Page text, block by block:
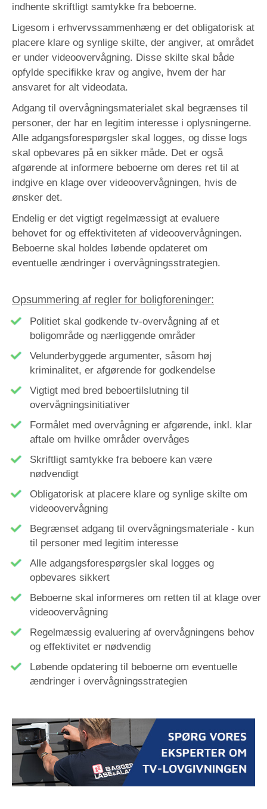
indhente skriftligt samtykke fra beboerne.
Ligesom i erhvervssammenhæng er det obligatorisk at
placere klare og synlige skilte, der angiver, at området
er under videoovervågning. Disse skilte skal både
opfylde specifikke krav og angive, hvem der har
ansvaret for alt videodata.
Adgang til overvågningsmaterialet skal begrænses til
personer, der har en legitim interesse i oplysningerne.
Alle adgangsforespørgsler skal logges, og disse logs
skal opbevares på en sikker måde. Det er også
afgørende at informere beboerne om deres ret til at
indgive en klage over videoovervågningen, hvis de
ønsker det.
Endelig er det vigtigt regelmæssigt at evaluere
behovet for og effektiviteten af videoovervågningen.
Beboerne skal holdes løbende opdateret om
eventuelle ændringer i overvågningsstrategien.
Opsummering af regler for boligforeninger:
Politiet skal godkende tv-overvågning af et
boligområde og nærliggende områder
Velunderbyggede argumenter, såsom høj
kriminalitet, er afgørende for godkendelse
Vigtigt med bred beboertilslutning til
overvågningsinitiativer
Formålet med overvågning er afgørende, inkl. klar
aftale om hvilke områder overvåges
Skriftligt samtykke fra beboere kan være
nødvendigt
Obligatorisk at placere klare og synlige skilte om
videoovervågning
Begrænset adgang til overvågningsmateriale - kun
til personer med legitim interesse
Alle adgangsforespørgsler skal logges og
opbevares sikkert
Beboerne skal informeres om retten til at klage over
videoovervågning
Regelmæssig evaluering af overvågningens behov
og effektivitet er nødvendig
Løbende opdatering til beboerne om eventuelle
ændringer i overvågningsstrategien